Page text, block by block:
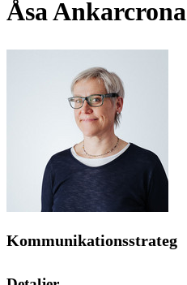
Åsa Ankarcrona
Kommunikationsstrateg